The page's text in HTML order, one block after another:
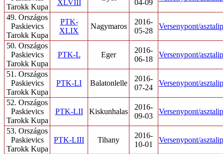
Tarokk Kupa
XLVIII
04-09
49. Országos
Paskievics
Tarokk Kupa
PTK-
XLIX
Nagymaros
2016-
05-28
Versenypont/
50. Országos
Paskievics
Tarokk Kupa
PTK-L Eger
2016-
06-18
Versenypont/
51. Országos
Paskievics
Tarokk Kupa
PTK-LI Balatonlelle
2016-
07-24
Versenypont/
52. Országos
Paskievics
Tarokk Kupa
PTK-LII Kiskunhalas
2016-
09-03
Versenypont/
53. Országos
Paskievics
Tarokk Kupa
PTK-LIII Tihany
2016-
10-01
Versenypont/